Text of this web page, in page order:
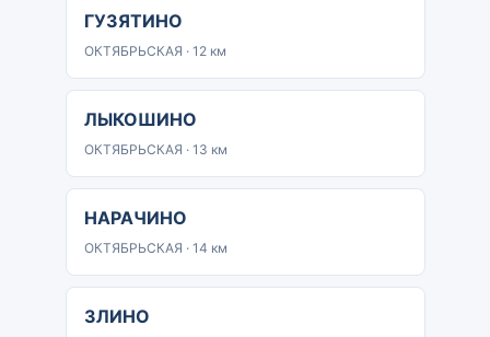
ГУЗЯТИНО
ОКТЯБРЬСКАЯ · 12 км
ЛЫКОШИНО
ОКТЯБРЬСКАЯ · 13 км
НАРАЧИНО
ОКТЯБРЬСКАЯ · 14 км
ЗЛИНО